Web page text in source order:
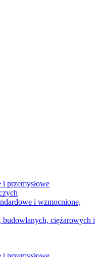
przemysłowe
i wzmocnione,
ciężarowych i